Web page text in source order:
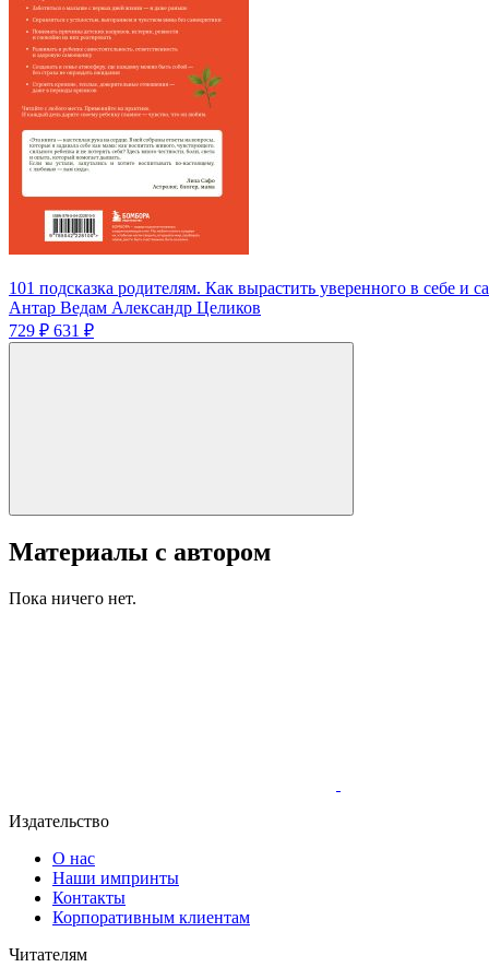
101 подсказка родителям. Как вырастить уверенного в себе и
Антар Ведам Александр Целиков
729 ₽ 631 ₽
Материалы с автором
Пока ничего нет.
Издательство
О нас
Наши импринты
Контакты
Корпоративным клиентам
Читателям